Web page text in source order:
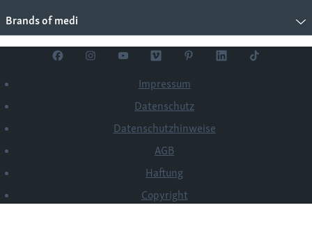
Brands of medi
Impressum
Datenschutz
Datenschutzhinweise
AGB
Haftung
Copyright